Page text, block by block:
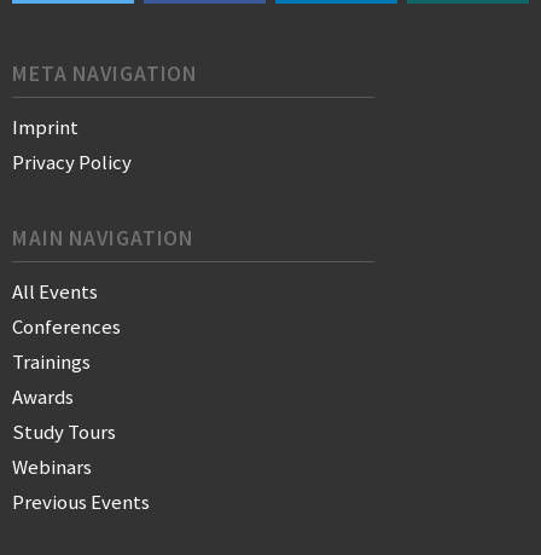
META NAVIGATION
Imprint
Privacy Policy
MAIN NAVIGATION
All Events
Conferences
Trainings
Awards
Study Tours
Webinars
Previous Events